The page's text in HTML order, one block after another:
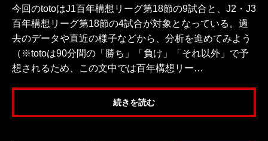
今回のtotoはJ1百年構想リーグ第18節の9試合と、J2・J3
百年構想リーグ第18節の4試合が対象となっている。過
去のデータや直近の様子などから、分析を進めてみよう
（※totoは90分間の「勝ち」「負け」「それ以外」で予
想されるため、この文中では百年構想リー…
続きを読む